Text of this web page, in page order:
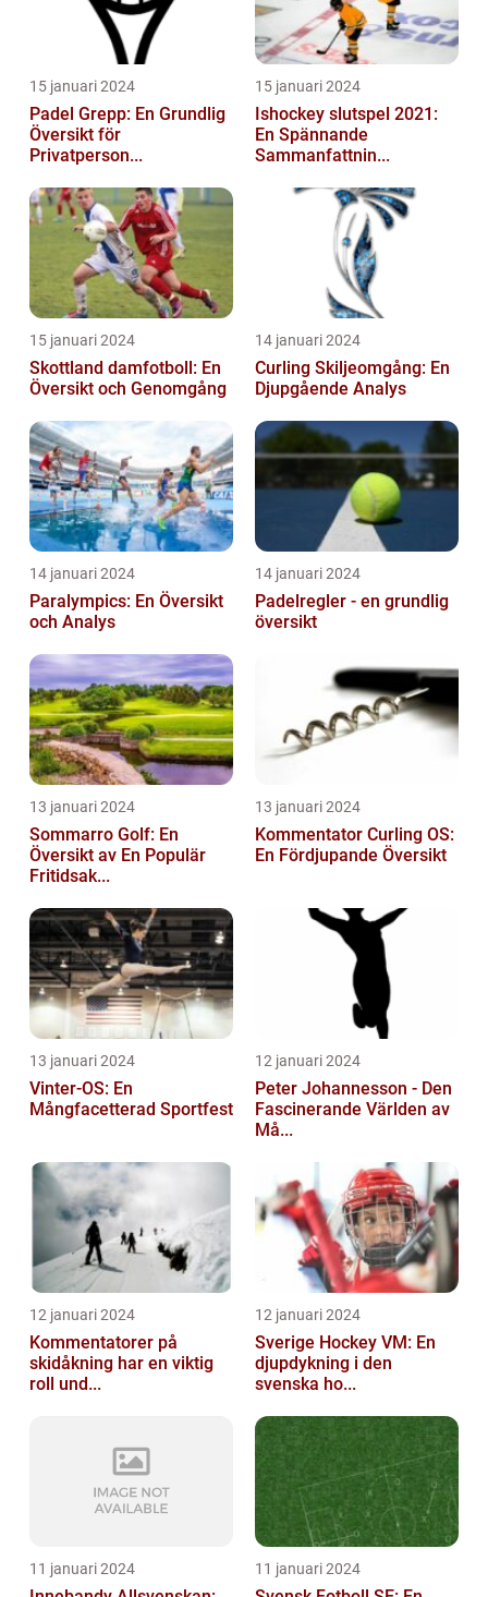
15 januari 2024
Padel Grepp: En Grundlig
Översikt för
Privatperson...
15 januari 2024
Ishockey slutspel 2021:
En Spännande
Sammanfattnin...
15 januari 2024
Skottland damfotboll: En
Översikt och Genomgång
14 januari 2024
Curling Skiljeomgång: En
Djupgående Analys
14 januari 2024
Paralympics: En Översikt
och Analys
14 januari 2024
Padelregler - en grundlig
översikt
13 januari 2024
Sommarro Golf: En
Översikt av En Populär
Fritidsak...
13 januari 2024
Kommentator Curling OS:
En Fördjupande Översikt
13 januari 2024
Vinter-OS: En
Mångfacetterad Sportfest
12 januari 2024
Peter Johannesson - Den
Fascinerande Världen av
Må...
12 januari 2024
Kommentatorer på
skidåkning har en viktig
roll und...
12 januari 2024
Sverige Hockey VM: En
djupdykning i den
svenska ho...
11 januari 2024 11 januari 2024